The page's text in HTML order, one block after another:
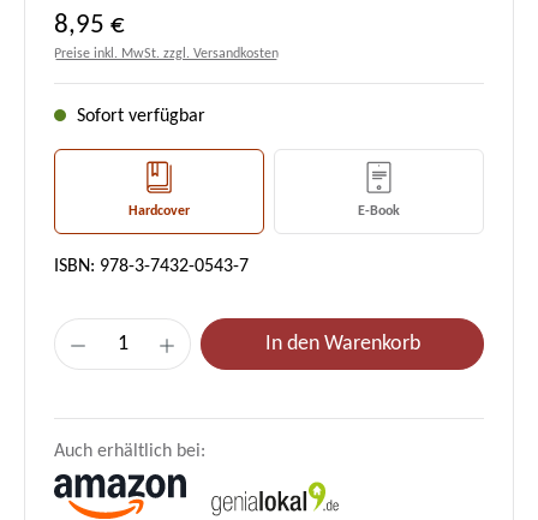
Regulärer Preis:
8,95 €
Preise inkl. MwSt. zzgl. Versandkosten
Sofort verfügbar
Hardcover E-Book
ISBN: 978-3-7432-0543-7
Produkt Anzahl: Gib den gewünschten
In den Warenkorb
Auch erhältlich bei: